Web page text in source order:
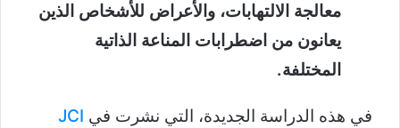
معالجة الالتهابات، والأعراض للأشخاص الذين
يعانون من اضطرابات المناعة الذاتية
المختلفة.
في هذه الدراسة الجديدة، التي نشرت في JCI